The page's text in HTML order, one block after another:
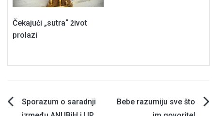
Čekajući „sutra“ život
prolazi
Navigacija
Sporazum o saradnji
Bebe razumiju sve što